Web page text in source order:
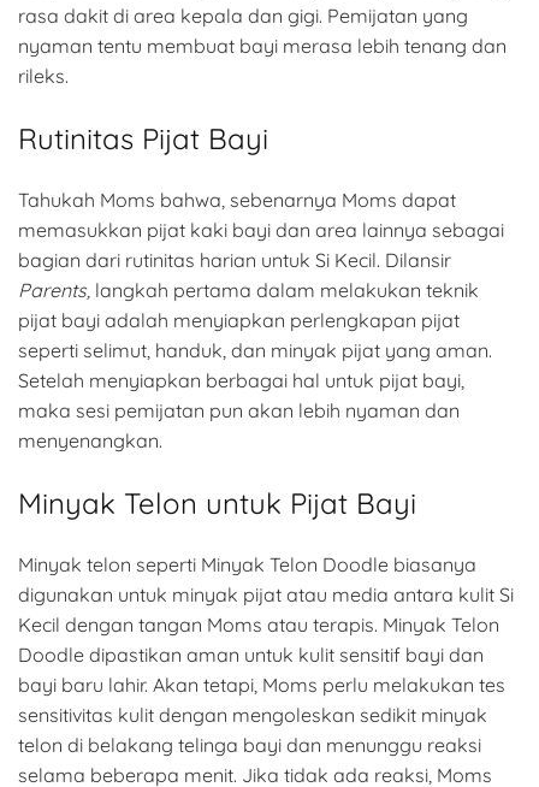
rasa dakit di area kepala dan gigi. Pemijatan yang
nyaman tentu membuat bayi merasa lebih tenang dan
rileks.
Rutinitas Pijat Bayi
Tahukah Moms bahwa, sebenarnya Moms dapat
memasukkan pijat kaki bayi dan area lainnya sebagai
bagian dari rutinitas harian untuk Si Kecil. Dilansir
Parents, langkah pertama dalam melakukan teknik
pijat bayi adalah menyiapkan perlengkapan pijat
seperti selimut, handuk, dan minyak pijat yang aman.
Setelah menyiapkan berbagai hal untuk pijat bayi,
maka sesi pemijatan pun akan lebih nyaman dan
menyenangkan.
Minyak Telon untuk Pijat Bayi
Minyak telon seperti Minyak Telon Doodle biasanya
digunakan untuk minyak pijat atau media antara kulit Si
Kecil dengan tangan Moms atau terapis. Minyak Telon
Doodle dipastikan aman untuk kulit sensitif bayi dan
bayi baru lahir. Akan tetapi, Moms perlu melakukan tes
sensitivitas kulit dengan mengoleskan sedikit minyak
telon di belakang telinga bayi dan menunggu reaksi
selama beberapa menit. Jika tidak ada reaksi, Moms